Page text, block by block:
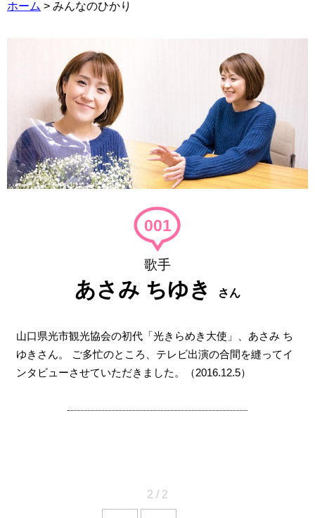
ホーム > みんなのひかり
001
歌手
あさみ ちゆき さん
山口県光市観光協会の初代「光きらめき大使」、あさみ ち
ゆきさん。 ご多忙のところ、テレビ出演の合間を縫ってイ
ンタビューさせていただきました。（2016.12.5）
2 / 2